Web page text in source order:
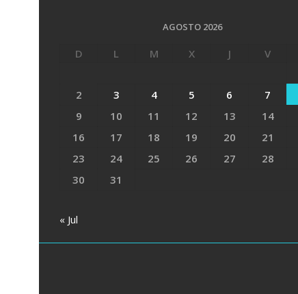
AGOSTO 2026
D L M X J V
2
3 4 5 6 7
9
10 11 12 13 14
16
17 18 19 20 21
23
24 25 26 27 28
30
31
« Jul